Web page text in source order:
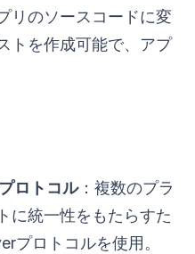
リのソースコードに変
トを作成可能で、アプ
ロトコル：複数のプラ
に統一性をもたらすた
プロトコルを使用。